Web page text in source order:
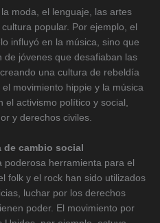
moda, el lenguaje, las artes
popular. Por ejemplo, el
influyó en la música, sino que
jóvenes que desafiaban las
una cultura de rebeldía
movimiento hippie y la música
el activismo político y social,
y derechos civiles.
de cambio social
herramienta para el
folk y el rock han sido utilizados
luchar por los derechos
poder. El movimiento por